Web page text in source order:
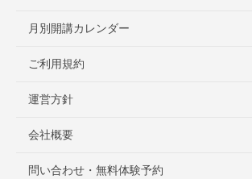
月別開講カレンダー
ご利用規約
運営方針
会社概要
問い合わせ・無料体験予約